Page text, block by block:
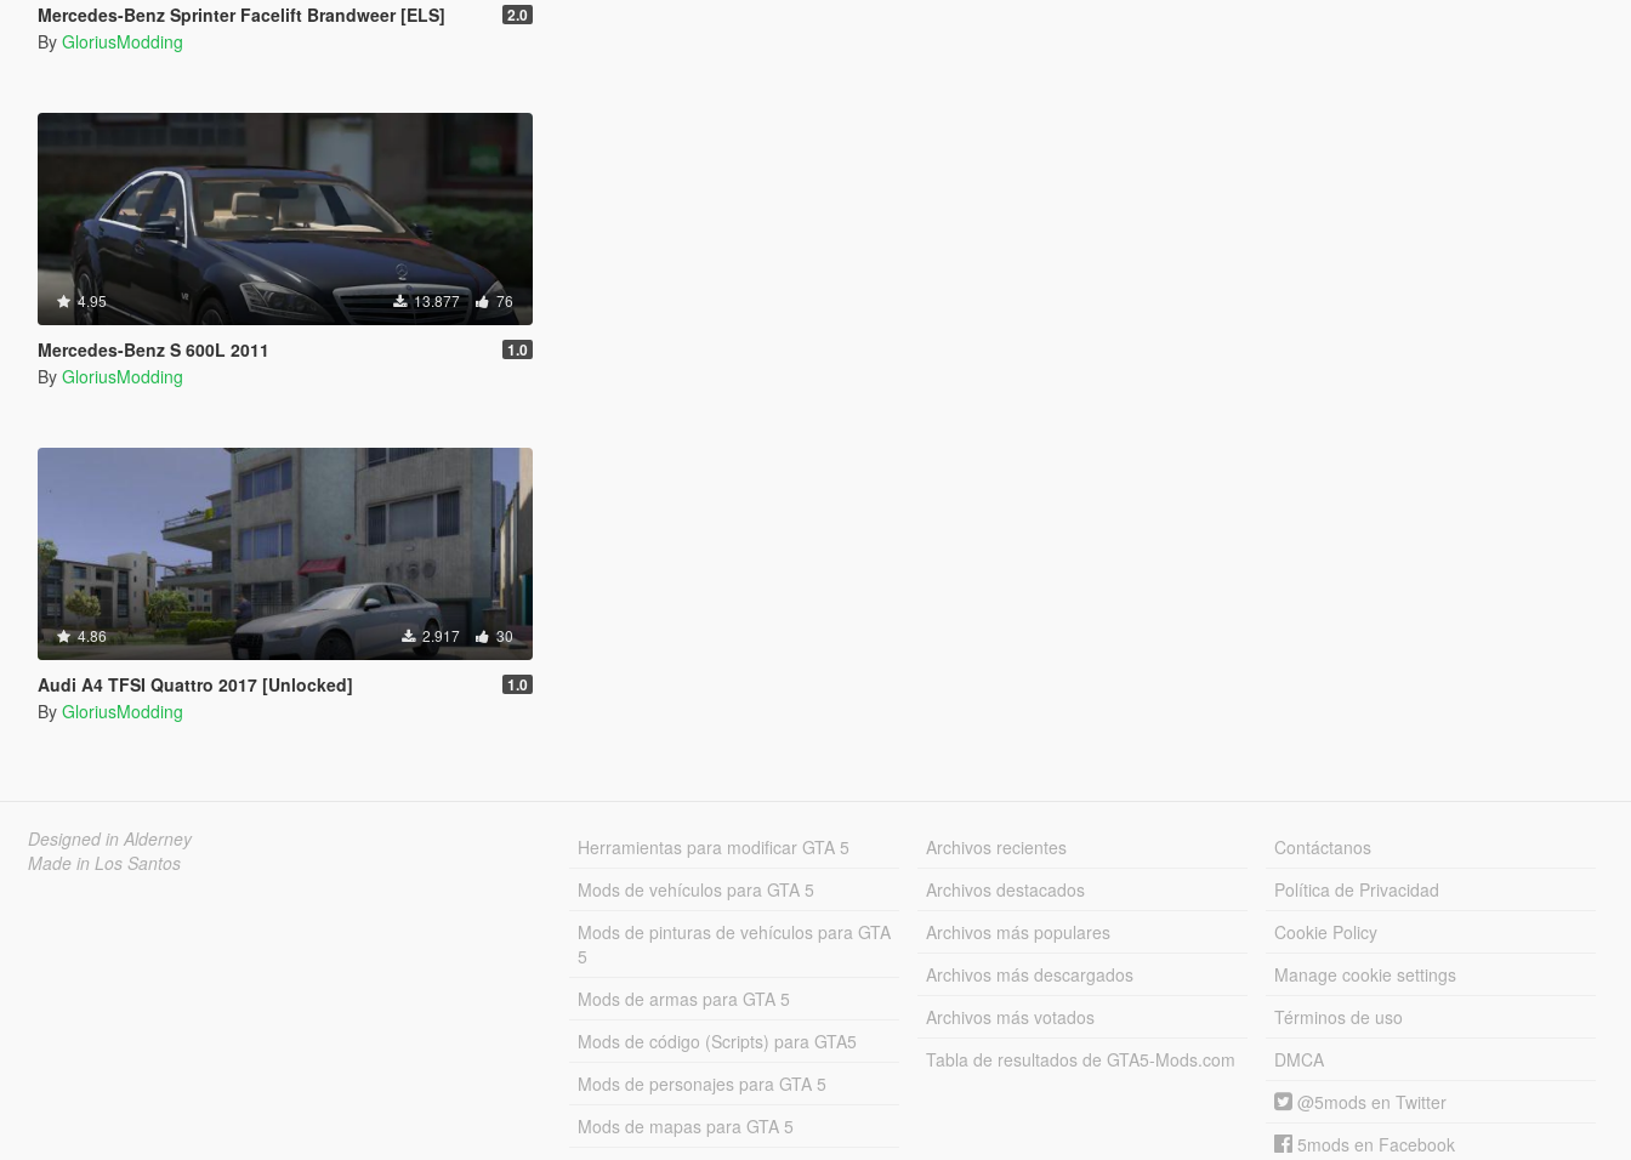
Mercedes-Benz Sprinter Facelift Brandweer [ELS] 2.0
By GloriusModding
4.95 13.877 76
Mercedes-Benz S 600L 2011 1.0
By GloriusModding
4.86 2.917 30
Audi A4 TFSI Quattro 2017 [Unlocked] 1.0
By GloriusModding
Designed in Alderney
Made in Los Santos
Herramientas para modificar GTA 5
Mods de vehículos para GTA 5
Mods de pinturas de vehículos para GTA
5
Mods de armas para GTA 5
Mods de código (Scripts) para GTA5
Mods de personajes para GTA 5
Mods de mapas para GTA 5
Archivos recientes
Archivos destacados
Archivos más populares
Archivos más descargados
Archivos más votados
Tabla de resultados de GTA5-Mods.com
Contáctanos
Política de Privacidad
Cookie Policy
Manage cookie settings
Términos de uso
DMCA
@5mods en Twitter
5mods en Facebook